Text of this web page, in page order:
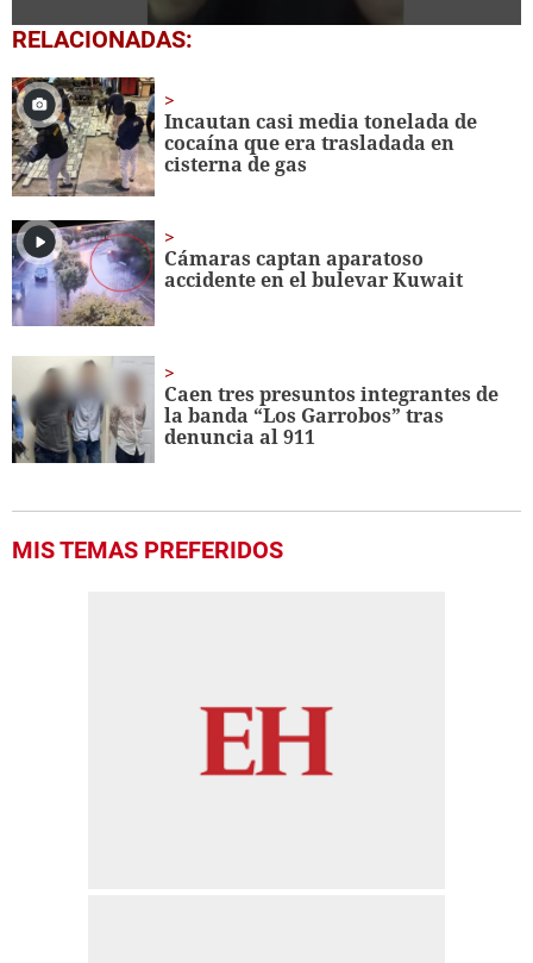
0
seconds
1
minute,
29
seconds
RELACIONADAS:
Incautan casi media tonelada de
cocaína que era trasladada en
cisterna de gas
Cámaras captan aparatoso
accidente en el bulevar Kuwait
Caen tres presuntos integrantes de
la banda “Los Garrobos” tras
denuncia al 911
MIS TEMAS PREFERIDOS